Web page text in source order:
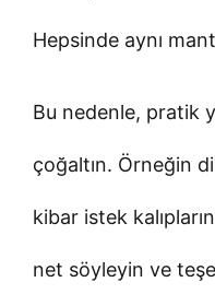
Hepsinde aynı
Bu nedenle, pratik
çoğaltın. Örneğin
kibar istek
net söyleyin ve